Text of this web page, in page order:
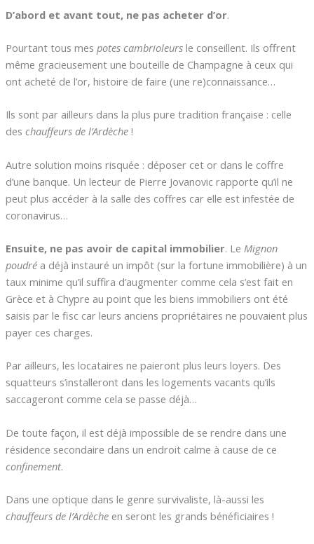
D’abord et avant tout, ne pas acheter d’or.
Pourtant tous mes potes cambrioleursle conseillent. Ils offrent
même gracieusement une bouteille de Champagne à ceux qui
ont acheté de l’or, histoire de faire (une re)connaissance…
Ils sont par ailleurs dans la plus pure tradition française : celle
des chauffeurs de l’Ardèche!
Autre solution moins risquée : déposer cet or dans le coffre
d’une banque. Un lecteur de Pierre Jovanovic rapporte qu’il ne
peut plus accéder à la salle des coffres car elle est infestée de
coronavirus…
Ensuite, ne pas avoir de capital immobilier. Le Mignon
poudréa déjà instauré un impôt (sur la fortune immobilière) à un
taux minime qu’il suffira d’augmenter comme cela s’est fait en
Grèce et à Chypre au point que les biens immobiliers ont été
saisis par le fisc car leurs anciens propriétaires ne pouvaient plus
payer ces charges.
Par ailleurs, les locataires ne paieront plus leurs loyers. Des
squatteurs s’installeront dans les logements vacants qu’ils
saccageront comme cela se passe déjà…
De toute façon, il est déjà impossible de se rendre dans une
résidence secondaire dans un endroit calme à cause de ce
confinement.
Dans une optique dans le genre survivaliste, là-aussi les
chauffeurs de l’Ardècheen seront les grands bénéficiaires !